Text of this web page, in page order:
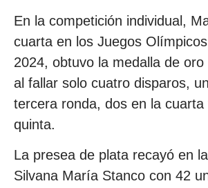
En la competición individual,
cuarta en los Juegos
2024, obtuvo la medalla de
al fallar solo cuatro disparos,
tercera ronda, dos en la cuarta
quinta.
La presea de plata recayó en
Silvana María Stanco con 42